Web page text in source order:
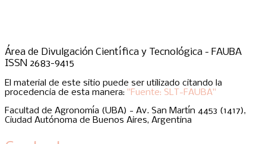
Área de Divulgación Científica y Tecnológica - FAUBA
ISSN 2683-9415
El material de este sitio puede ser utilizado citando la
procedencia de esta manera: "Fuente: SLT-FAUBA"
Facultad de Agronomía (UBA) - Av. San Martín 4453 (1417),
Ciudad Autónoma de Buenos Aires, Argentina